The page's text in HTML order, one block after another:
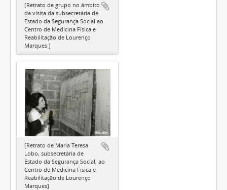
[Retrato de grupo no âmbito
da visita da subsecretária de
Estado da Segurança Social ao
Centro de Medicina Física e
Reabilitação de Lourenço
Marques ]
[Retrato de Maria Teresa
Lobo, subsecretária de
Estado da Segurança Social, ao
Centro de Medicina Física e
Reabilitação de Lourenço
Marques]